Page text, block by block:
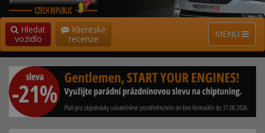
MENU
Hledat
vozidlo
Klientské
recenze